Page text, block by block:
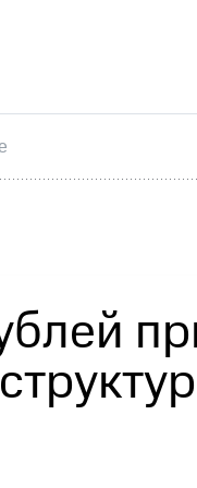
Контакты
капитал